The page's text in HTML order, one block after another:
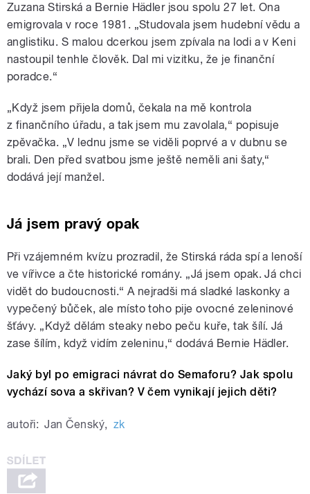
Zuzana Stirská a Bernie Hädler jsou spolu 27 let. Ona
emigrovala v roce 1981. „Studovala jsem hudební vědu a
anglistiku. S malou dcerkou jsem zpívala na lodi a v Keni
nastoupil tenhle člověk. Dal mi vizitku, že je finanční
poradce.“
„Když jsem přijela domů, čekala na mě kontrola
z finančního úřadu, a tak jsem mu zavolala,“ popisuje
zpěvačka. „V lednu jsme se viděli poprvé a v dubnu se
brali. Den před svatbou jsme ještě neměli ani šaty,“
dodává její manžel.
Já jsem pravý opak
Při vzájemném kvízu prozradil, že Stirská ráda spí a lenoší
ve vířivce a čte historické romány. „Já jsem opak. Já chci
vidět do budoucnosti.“ A nejradši má sladké laskonky a
vypečený bůček, ale místo toho pije ovocné zeleninové
šťávy. „Když dělám steaky nebo peču kuře, tak šílí. Já
zase šílím, když vidím zeleninu,“ dodává Bernie Hädler.
Jaký byl po emigraci návrat do Semaforu? Jak spolu
vychází sova a skřivan? V čem vynikají jejich děti?
autoři: Jan Čenský, zk